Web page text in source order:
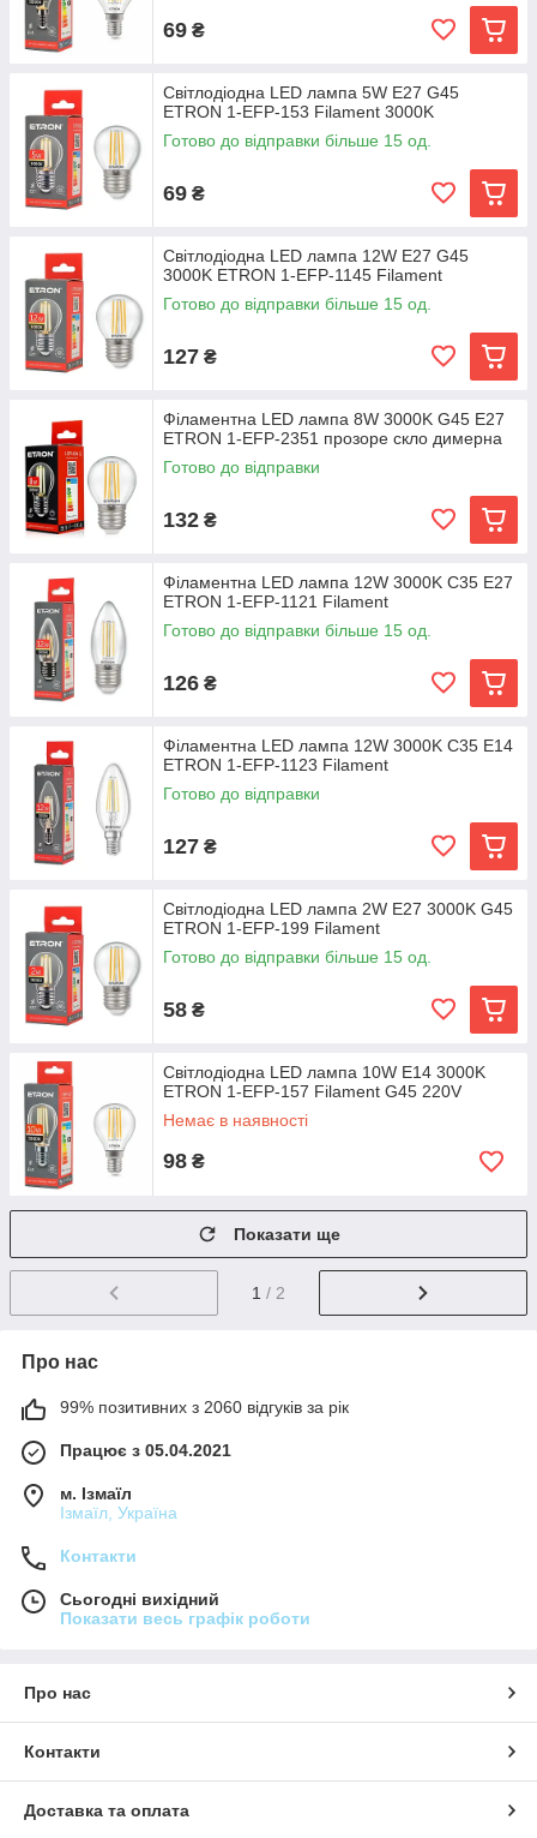
69 ₴
Світлодіодна LED лампа 5W E27 G45
ETRON 1-EFP-153 Filament 3000K
Готово до відправки більше 15 од.
69 ₴
Світлодіодна LED лампа 12W E27 G45
3000K ETRON 1-EFP-1145 Filament
Готово до відправки більше 15 од.
127 ₴
Філаментна LED лампа 8W 3000K G45 E27
ETRON 1-EFP-2351 прозоре скло димерна
Готово до відправки
132 ₴
Філаментна LED лампа 12W 3000K C35 E27
ETRON 1-EFP-1121 Filament
Готово до відправки більше 15 од.
126 ₴
Філаментна LED лампа 12W 3000K C35 E14
ETRON 1-EFP-1123 Filament
Готово до відправки
127 ₴
Світлодіодна LED лампа 2W E27 3000K G45
ETRON 1-EFP-199 Filament
Готово до відправки більше 15 од.
58 ₴
Світлодіодна LED лампа 10W E14 3000K
ETRON 1-EFP-157 Filament G45 220V
Немає в наявності
98 ₴
Показати ще
1 / 2
Про нас
99% позитивних з 2060 відгуків за рік
Працює з 05.04.2021
м. Ізмаїл
Ізмаїл, Україна
Контакти
Сьогодні вихідний
Показати весь графік роботи
Про нас
Контакти
Доставка та оплата